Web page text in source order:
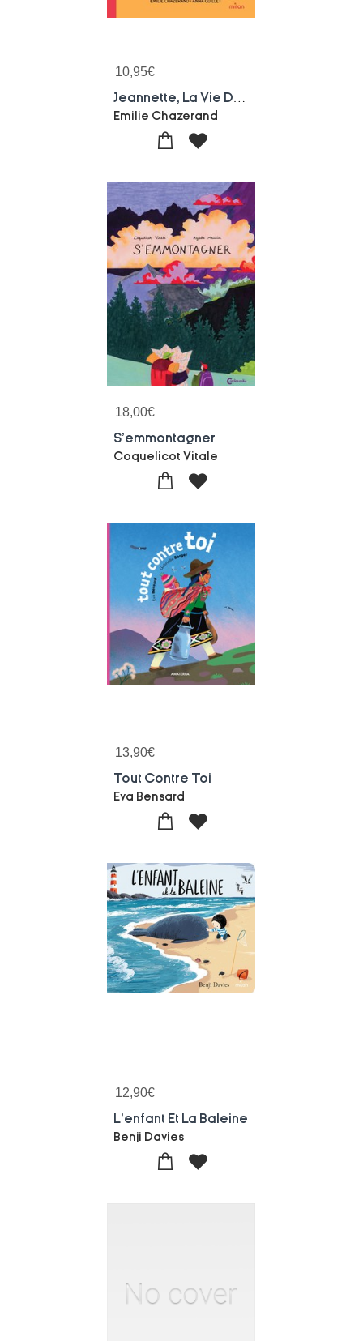
10,95€
Emilie Chazerand
18,00€
S'emmontagner
Coquelicot Vitale
13,90€
Tout Contre Toi
Eva Bensard
12,90€
L'enfant Et La Baleine
Benji Davies